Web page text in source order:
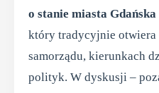
o stanie miasta
który tradycyjnie otwiera
samorządu, kierunkach
polityk. W dyskusji –